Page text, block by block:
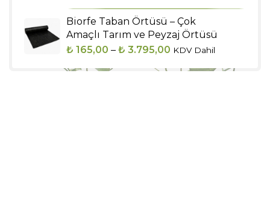
fiyat:
₺ 440,00.
andaki
fiyat:
₺ 336,00.
Biorfe Taban Örtüsü – Çok
Amaçlı Tarım ve Peyzaj Örtüsü
₺ 165,00 – ₺ 3.795,00 Fiyat
aralığı:
KDV Dahil